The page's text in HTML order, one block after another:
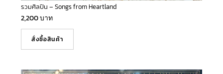
รวมศิลปิน – Songs from Heartland
2,200บาท
สั่งซื้อสินค้า